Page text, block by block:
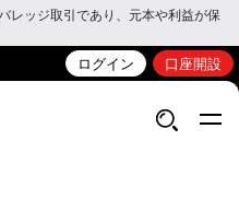
レッジ取引であり、元本や利益が保
ログイン 口座開設